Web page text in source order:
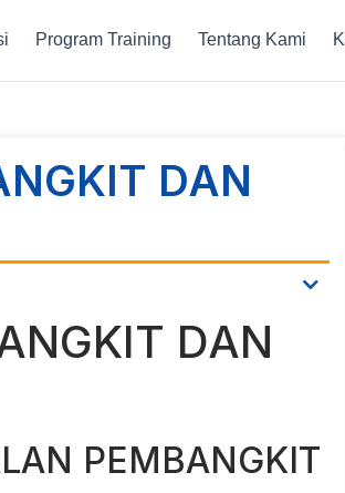
Program Training Tentang Kami
DAN
DAN
PEMBANGKIT